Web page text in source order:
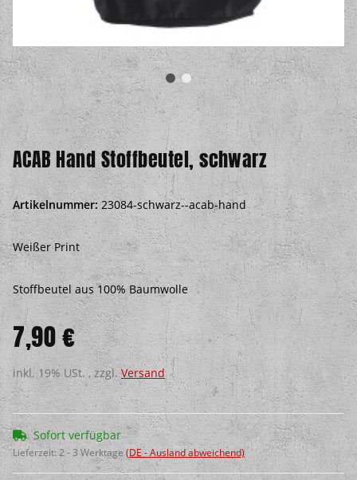
ACAB Hand Stoffbeutel, schwarz
Artikelnummer:23084-schwarz--acab-hand
Weißer Print
Stoffbeutel aus 100% Baumwolle
7,90 €
inkl. 19% USt. , zzgl.Versand
Sofort verfügbar
Lieferzeit:2 - 3 Werktage (DE - Ausland abweichend)